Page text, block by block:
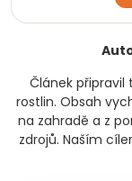
Článek
rostlin. Obsah
na zahradě a z
zdrojů. Naším